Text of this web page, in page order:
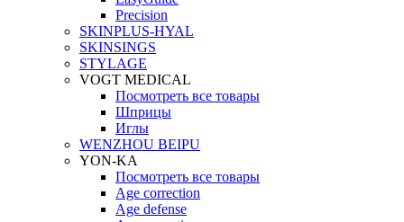
Precision
SKINPLUS-HYAL
SKINSINGS
STYLAGE
VOGT MEDICAL
Посмотреть все товары
Шприцы
Иглы
WENZHOU BEIPU
YON-KA
Посмотреть все товары
Age correction
Age defense